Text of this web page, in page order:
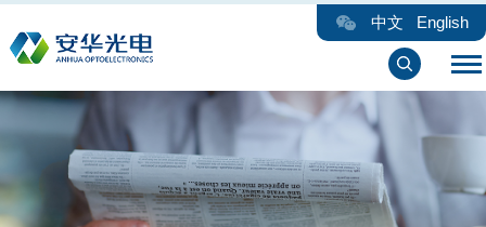
中文 English